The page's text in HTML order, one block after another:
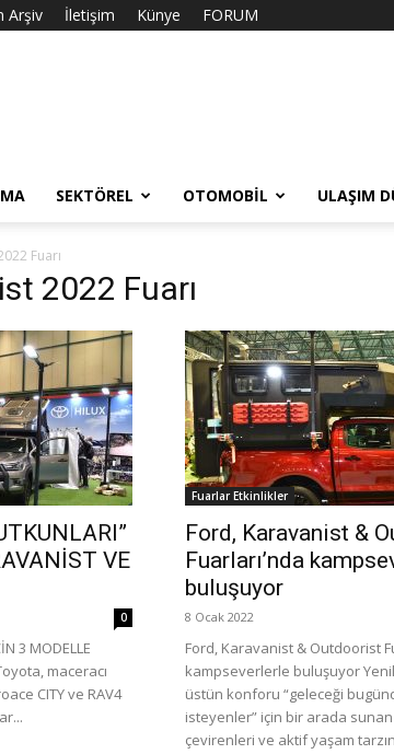
Arşiv İletişim Künye FORUM
SEKTÖREL OTOMOBIL ULAŞIM
Fuarı
2022 Fuarı
VE
0
3 MODELLE
maceracı
CITY ve RAV4
Fuarlar Etkinlikler
Ford, Karavanist &
Fuarları’nda
buluşuyor
8 Ocak 2022
Ford, Karavanist & Outdoorist
kampseverlerle buluşuyor
üstün konforu “geleceği
isteyenler” için bir arada sunan
çevirenleri ve aktif yaşam